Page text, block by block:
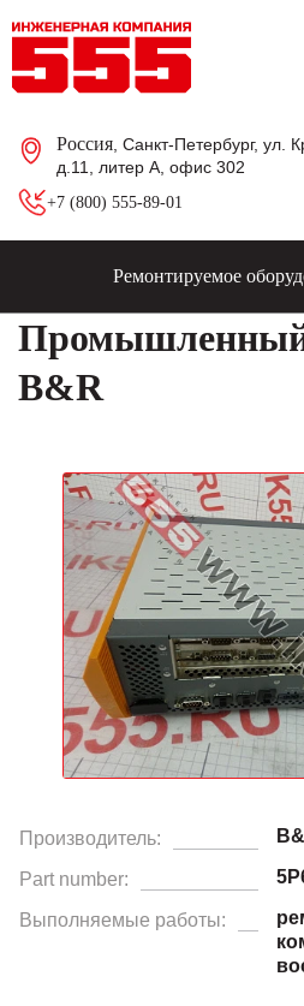
Россия , Санкт-Петербург, ул.
д.11, литер А, офис 302
+7 (800) 555-89-01
Ремонтируемое
B&R
Производитель:
Part number:
Выполняемые работы: